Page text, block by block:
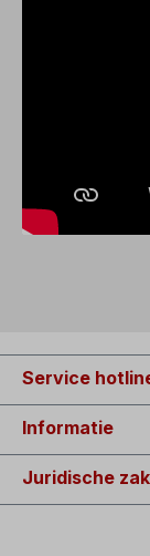
Service
Informatie
Juridische